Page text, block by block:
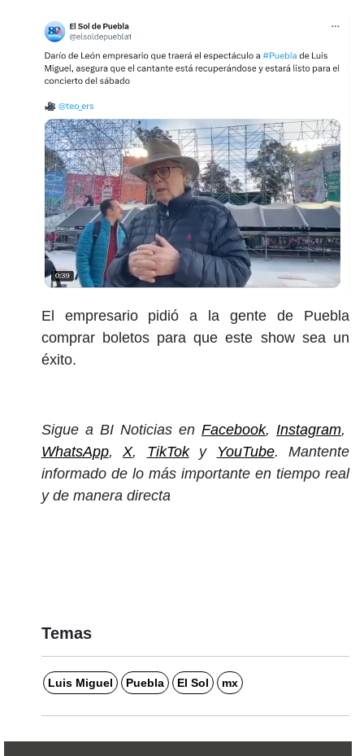
El empresario pidió a la gente de Puebla
comprar boletos para que este show sea un
éxito.
Sigue a BI Noticias en Facebook, Instagram,
WhatsApp,X, TikToky YouTube. Mantente
informado de lo más importante en tiempo real
y de manera directa
Temas
Luis Miguel Puebla El Sol mx